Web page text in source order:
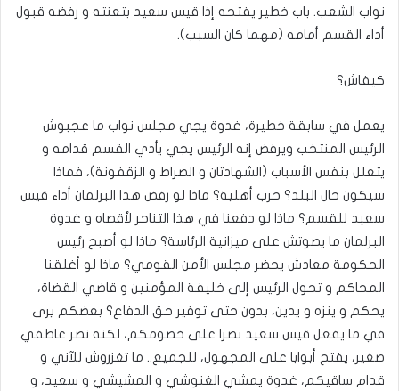
نواب الشعب. باب خطير يفتحه إذا قيس سعيد بتعنته و رفضه قبول
أداء القسم أمامه (مهما كان السبب).
كيفاش؟
يعمل في سابقة خطيرة، غدوة يجي مجلس نواب ما عجبوش
الرئيس المنتخب ويرفض إنه الرئيس يجي يأدي القسم قدامه و
يتعلل بنفس الأسباب (الشهادتان و الصراط و الزقفونة)، فماذا
سيكون حال البلد؟ حرب أهلية؟ ماذا لو رفض هذا البرلمان أداء قيس
سعيد للقسم؟ ماذا لو دفعنا في هذا التناحر لأقصاه و غدوة
البرلمان ما يصوتش على ميزانية الرئاسة؟ ماذا لو أصبح رئيس
الحكومة معادش يحضر مجلس الأمن القومي؟ ماذا لو أغلقنا
المحاكم و تحول الرئيس إلى خليفة المؤمنين و قاضي القضاة،
يحكم و ينزه و يدين، بدون حتى توفير حق الدفاع؟ بعضكم يرى
في ما يفعل قيس سعيد نصرا على خصومكم، لكنه نصر عاطفي
صغير، يفتح أبوابا على المجهول، للجميع.. ما تغزروش للآني و
قدام ساقيكم، غدوة يمشي الغنوشي و المشيشي و سعيد، و